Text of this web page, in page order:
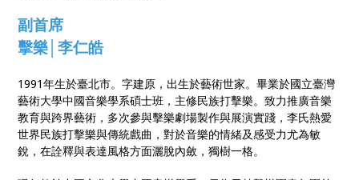
副首席
擊樂│李仁皓
1991年生於臺北市。字建原，出生於藝術世家。畢業於國立臺灣
藝術大學中國音樂學系碩士班，主修民族打擊樂。致力推廣音樂
教育與跨界藝術，多次參與擊樂劇場製作與展演實踐，李氏熱愛
世界民族打擊樂與傳統戲曲，對於音樂的情緒及感受力尤為敏
銳，在詮釋與表達風格方面灑脫內斂，獨樹一格。